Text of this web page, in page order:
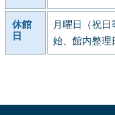
休館
日
月曜日（祝
始、館内整理